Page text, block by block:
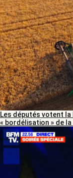
Les députés votent la
« bordélisation » de la